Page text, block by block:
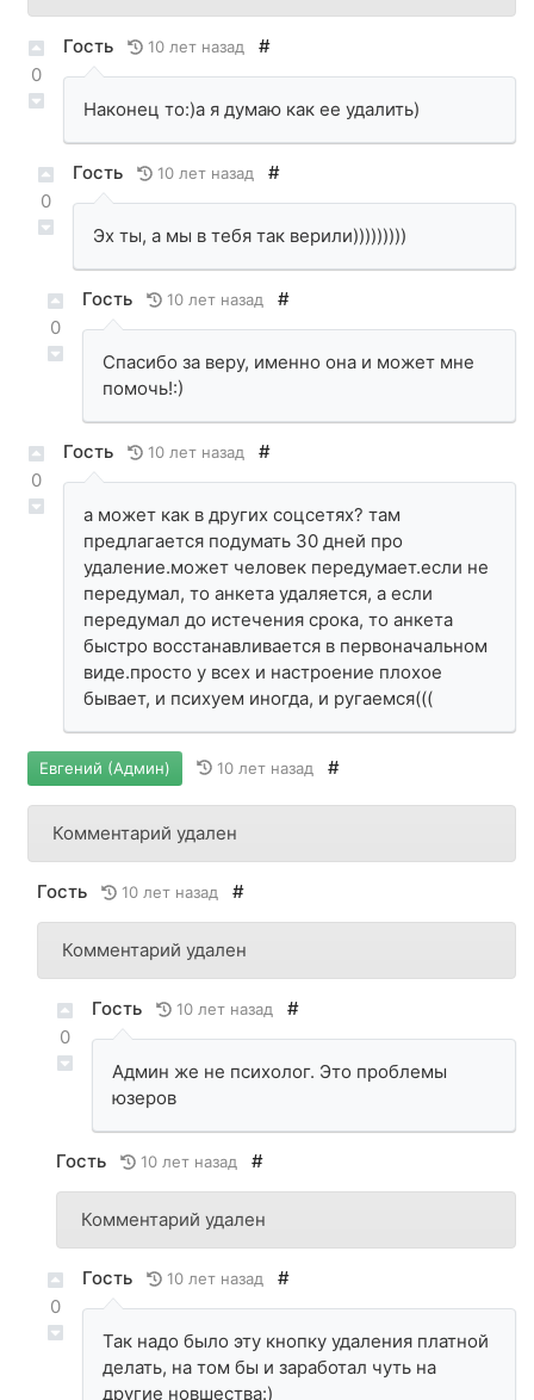
0
Гость 10 лет назад #
Наконец то:)а я думаю как ее удалить)
0
Гость 10 лет назад #
Эх ты, а мы в тебя так верили)))))))))
0
Гость 10 лет назад #
Спасибо за веру, именно она и может мне
помочь!:)
0
Гость 10 лет назад #
а может как в других соцсетях? там
предлагается подумать 30 дней про
удаление.может человек передумает.если не
передумал, то анкета удаляется, а если
передумал до истечения срока, то анкета
быстро восстанавливается в первоначальном
виде.просто у всех и настроение плохое
бывает, и психуем иногда, и ругаемся(((
Евгений (Админ) 10 лет назад #
Комментарий удален
Гость 10 лет назад #
Комментарий удален
0
Гость 10 лет назад #
Админ же не психолог. Это проблемы
юзеров
Гость 10 лет назад #
Комментарий удален
0
Гость 10 лет назад #
Так надо было эту кнопку удаления платной
делать, на том бы и заработал чуть на
другие новшества:)